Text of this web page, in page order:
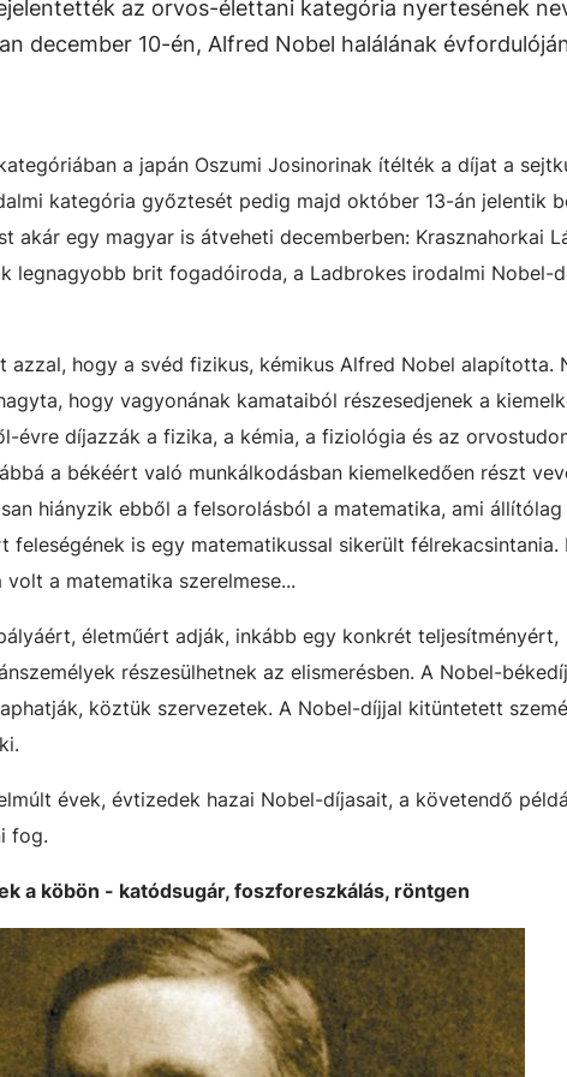
az orvos-élettani kategória nyertesének
december 10-én, Alfred Nobel halálának
a japán Oszumi Josinorinak ítélték a díjat a
kategória győztesét pedig majd október 13-án jelentik
akár egy magyar is átveheti decemberben: Krasznahorkai
legnagyobb brit fogadóiroda, a Ladbrokes irodalmi Nobel-
azzal, hogy a svéd fizikus, kémikus Alfred Nobel alapította.
hogy vagyonának kamataiból részesedjenek a
évre díjazzák a fizika, a kémia, a fiziológia és az
a békéért való munkálkodásban kiemelkedően részt
hiányzik ebből a felsorolásból a matematika, ami
is egy matematikussal sikerült félrekacsintania.
a matematika szerelmese...
életműért adják, inkább egy konkrét teljesítményért,
részesülhetnek az elismerésben. A Nobel-
köztük szervezetek. A Nobel-díjjal kitüntetett
évek, évtizedek hazai Nobel-díjasait, a követendő
fog.
a köbön - katódsugár, foszforeszkálás, röntgen